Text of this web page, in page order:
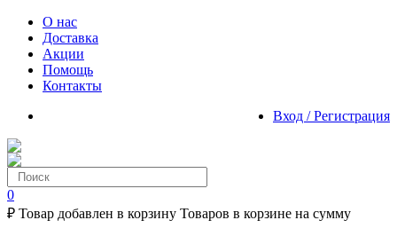
О нас
Доставка
Акции
Помощь
Контакты
Вход / Регистрация
0
₽ Товар добавлен в корзину Товаров в корзине на сумму